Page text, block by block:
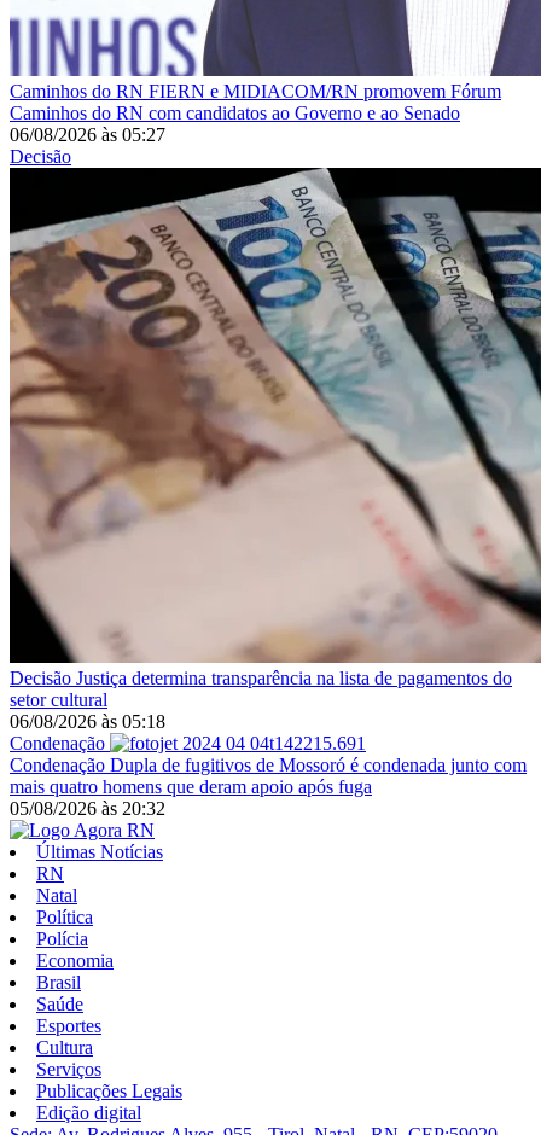
Caminhos do RN FIERN e MIDIACOM/RN promovem Fórum
Caminhos do RN com candidatos ao Governo e ao Senado
06/08/2026 às 05:27
Decisão
Decisão Justiça determina transparência na lista de pagamentos do
setor cultural
06/08/2026 às 05:18
Condenação
Condenação Dupla de fugitivos de Mossoró é condenada junto com
mais quatro homens que deram apoio após fuga
05/08/2026 às 20:32
Últimas Notícias
RN
Natal
Política
Polícia
Economia
Brasil
Saúde
Esportes
Cultura
Serviços
Publicações Legais
Edição digital